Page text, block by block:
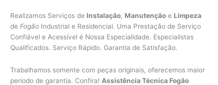
Realizamos Serviços de Instalação, Manutenção e Limpeza
de Fogão Industrial e Residencial. Uma Prestação de Serviço
Confiável e Acessível é Nossa Especialidade. Especialistas
Qualificados. Serviço Rápido. Garantia de Satisfação.
Trabalhamos somente com peças originais, oferecemos maior
período de garantia. Confira! Assistência Técnica Fogão